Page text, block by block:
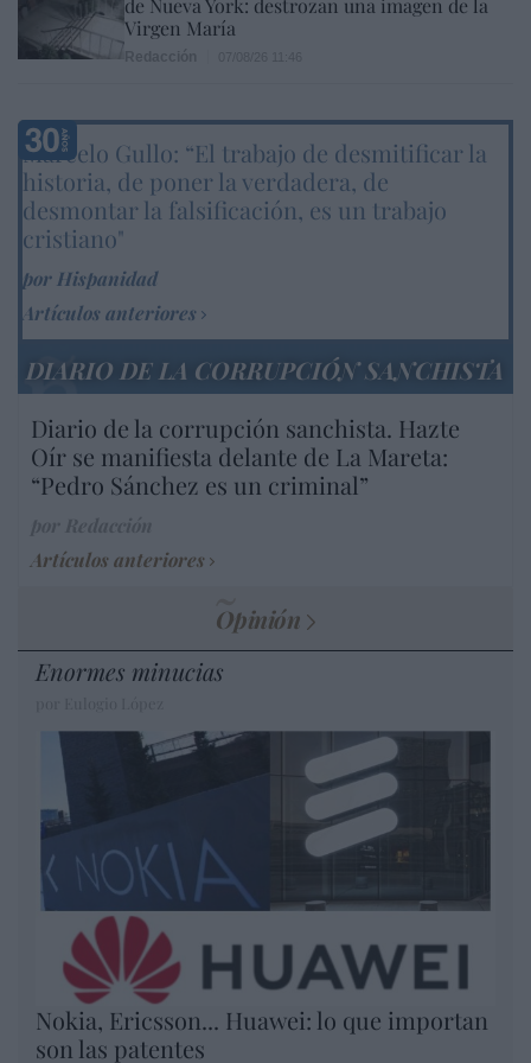
Virgen María
Marcelo Gullo: “El trabajo de desmitificar la
historia, de poner la verdadera, de
desmontar la falsificación, es un trabajo
cristiano"
por Hispanidad
Artículos anteriores
DIARIO DE LA CORRUPCIÓN SANCHISTA
Diario de la corrupción sanchista. Hazte
Oír se manifiesta delante de La Mareta:
“Pedro Sánchez es un criminal”
Artículos anteriores
Opinión
Enormes minucias
Nokia, Ericsson... Huawei: lo que importan
son las patentes